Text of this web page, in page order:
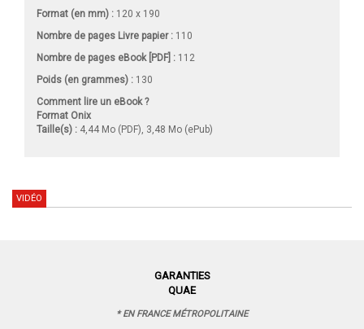
Format (en mm) : 120 x 190
Nombre de pages Livre papier: 110
Nombre de pages eBook [PDF] : 112
Poids (en grammes) : 130
Comment lire un eBook ?
Format Onix
Taille(s) : 4,44 Mo (PDF), 3,48 Mo (ePub)
VIDÉO
GARANTIES
QUAE
* EN FRANCE MÉTROPOLITAINE